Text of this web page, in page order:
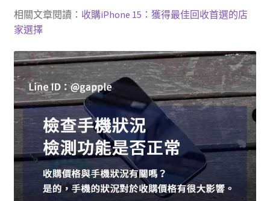
相關文章閱讀： 收購iPhone 15：獲得最佳回收首選的店
家選擇